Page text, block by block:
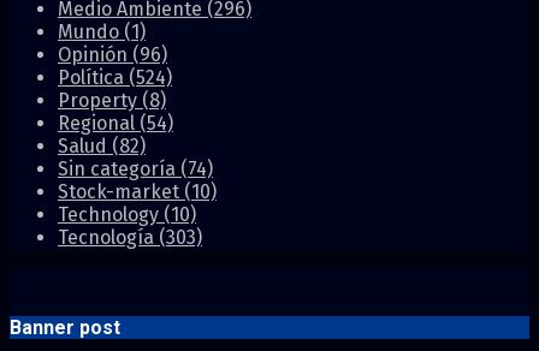
Medio Ambiente (296)
Mundo (1)
Opinión (96)
Política (524)
Property (8)
Regional (54)
Salud (82)
Sin categoría (74)
Stock-market (10)
Technology (10)
Tecnología (303)
Banner post